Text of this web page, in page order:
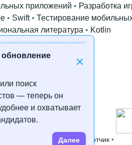
поиск
— теперь он
и охватывает
Далее
приложений • Разработка
• Swift • Тестирование
литература • Kotlin
Десктоп разработчик